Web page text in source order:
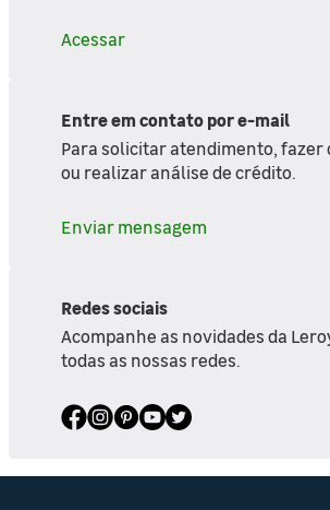
Acessar
Entre em contato por e-mail
Para solicitar atendimento, fazer
ou realizar análise de crédito.
Enviar mensagem
Redes sociais
Acompanhe as novidades da
todas as nossas redes.